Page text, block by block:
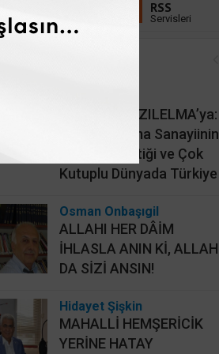
RSS
Servisleri
Yazarları
KAAN’dan KIZILELMA’ya:
Türk Savunma Sanayiinin
Yeni Jeopolitiği ve Çok
Kutuplu Dünyada Türkiye
Osman Onbaşıgil
ALLAHI HER DÂİM
İHLASLA ANIN Kİ, ALLAH
DA SİZİ ANSIN!
Hidayet Şişkin
MAHALLİ HEMŞERİCİK
YERİNE HATAY